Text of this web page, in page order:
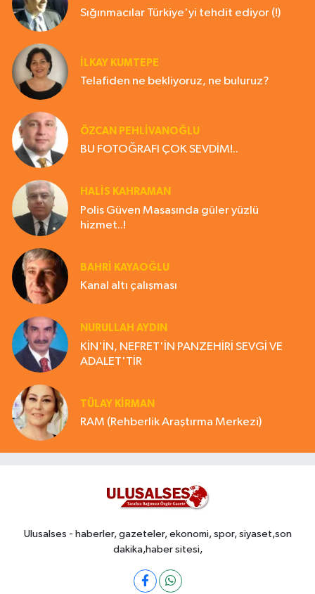
Sığınmacılar Türkiye'yi tehdit ediyor (!)
İLKAY KUMTEPE
Telafiden ne bekliyoruz, ne buluruz?
ÖZCAN PEHLİVANOĞLU
BU FOTOĞRAFI ÇOK SEVDİM!..
HALIS KAHRAMAN
Polis Güven Masasında güler yüzlü
hizmet..!
BAHRI KAYAOĞLU
Kanal altı çalışması
NURULLAH AYDIN
KİN'İN, NEFRET'İN PANZEHİRİ SEVGİ VE
ADALET'TİR
TÜLAY KİRMAN
RAM (Rehberlik Araştırma Merkezi)
Ulusalses - haberler, gazeteler, ekonomi, spor, siyaset,son
dakika,haber sitesi,